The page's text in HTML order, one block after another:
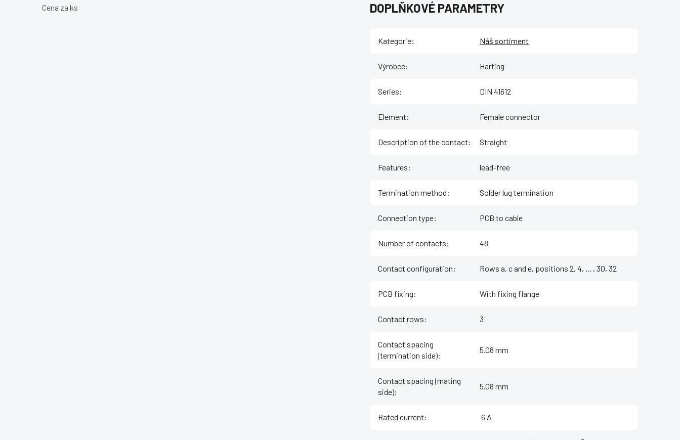
Cena za ks DOPLŇKOVÉ PARAMETRY
Kategorie: Náš sortiment
Výrobce: Harting
Series: DIN 41612
Element: Female connector
Description of the contact: Straight
Features: lead-free
Termination method: Solder lug termination
Connection type: PCB to cable
Number of contacts: 48
Contact configuration: Rows a, c and e, positions 2, 4, ... , 30, 32
PCB fixing: With fixing flange
Contact rows: 3
Contact spacing
(termination side):
5.08 mm
Contact spacing (mating
side):
5.08 mm
Rated current: ‌ 6 A